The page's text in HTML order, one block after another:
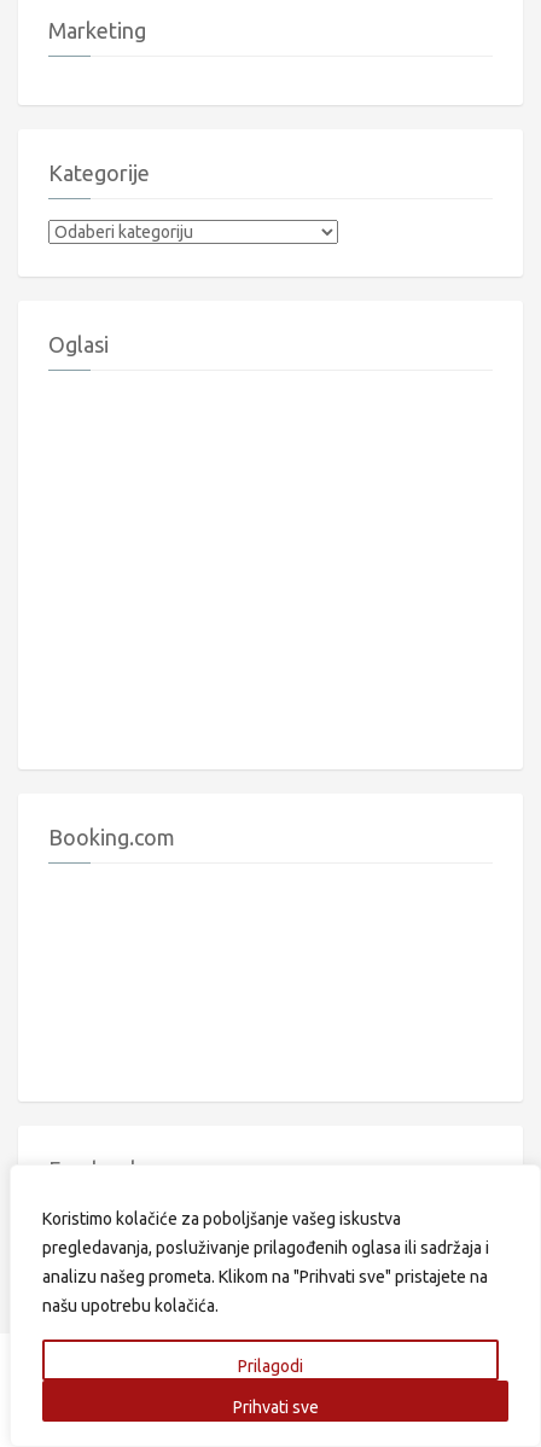
Koristimo kolačiće za poboljšanje vašeg iskustva
pregledavanja, posluživanje prilagođenih oglasa ili sadržaja i
analizu našeg prometa. Klikom na "Prihvati sve" pristajete na
našu upotrebu kolačića.
Prilagodi
Prihvati sve
Marketing
Kategorije
Kategorije
Oglasi
Booking.com
Facebook
Najnoviji članci